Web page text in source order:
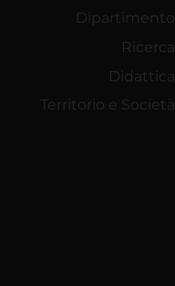
Dipartimento
Ricerca
Didattica
Territorio e Società